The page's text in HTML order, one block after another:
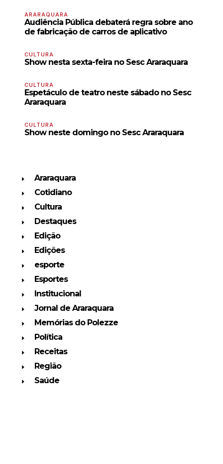
ARARAQUARA
Audiência Pública debaterá regra sobre ano
de fabricação de carros de aplicativo
CULTURA
Show nesta sexta-feira no Sesc Araraquara
CULTURA
Espetáculo de teatro neste sábado no Sesc
Araraquara
CULTURA
Show neste domingo no Sesc Araraquara
Araraquara
Cotidiano
Cultura
Destaques
Edição
Edições
esporte
Esportes
Institucional
Jornal de Araraquara
Memórias do Polezze
Política
Receitas
Região
Saúde